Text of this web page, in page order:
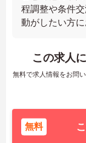
程調整や条件
動がしたい方に
この求人
無料で求人情報をお問
無料